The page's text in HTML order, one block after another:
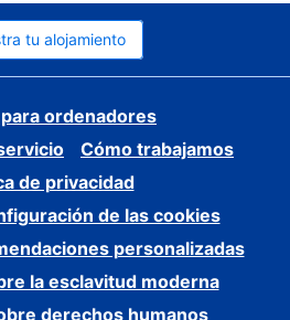
tu alojamiento
ordenadores
Cómo trabajamos
de privacidad
de las cookies
personalizadas
la esclavitud moderna
derechos humanos